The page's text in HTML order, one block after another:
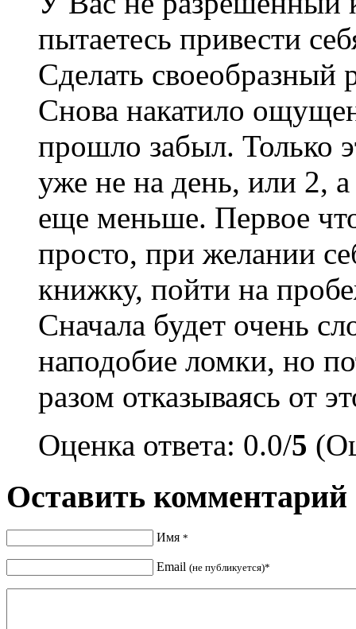
пытаетесь привести
Сделать
Снова накатило
прошло забыл. Только
уже не на день, или 2,
еще меньше. Первое
просто, при желании
книжку, пойти на
Сначала будет очень
наподобие ломки, но
разом отказываясь от
Оценка ответа: 0.0/5
Оставить комментарий
Имя *
Email (не публикуется)*